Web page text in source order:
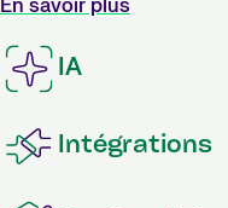
En savoir plus
IA
Intégrations